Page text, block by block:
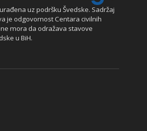
uz podršku Švedske. Sadržaj
je odgovornost Centara civilnih
ne mora da odražava stavove
u BiH.